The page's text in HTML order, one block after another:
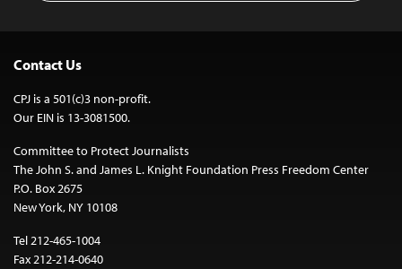
Contact Us
CPJ is a 501(c)3 non-profit.
Our EIN is 13-3081500.
Committee to Protect Journalists
The John S. and James L. Knight Foundation Press Freedom Center
P.O. Box 2675
New York, NY 10108
Tel 212-465-1004
Fax 212-214-0640